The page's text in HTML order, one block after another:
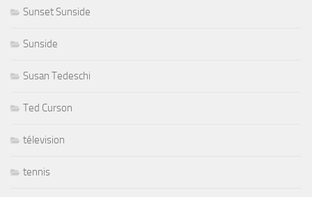
Sunset Sunside
Sunside
Susan Tedeschi
Ted Curson
télevision
tennis